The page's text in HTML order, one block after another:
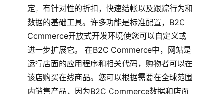
定，有针对性的折扣，快速结帐以及跟踪行为和
数据的基础工具。许多功能是标准配置，B2C
Commerce开放式开发环境使您可以自定义或
进一步扩展它。
在B2C Commerce中，网站是
运行店面的应用程序和相关代码，购物者可以在
该店购买在线商品。您可以根据需要在全球范围
内销售产品，因为B2C Commerce数据和店面